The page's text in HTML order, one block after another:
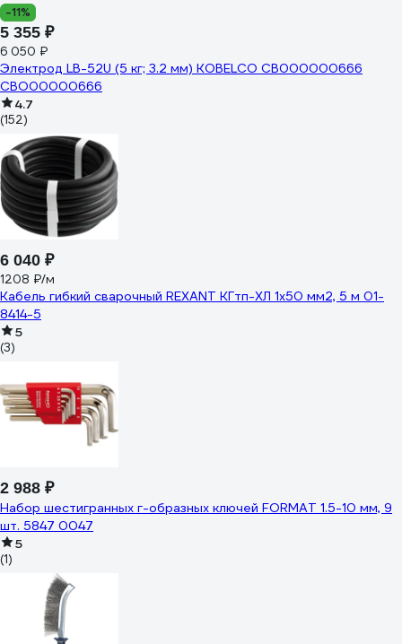
-11%
5 355 ₽
6 050 ₽
Электрод LB-52U (5 кг; 3.2 мм) KOBELCO СВ000000666
СВО00000666
4.7
(152)
6 040 ₽
1208 ₽/м
Кабель гибкий сварочный REXANT КГтп-ХЛ 1х50 мм2, 5 м 01-
8414-5
5
(3)
2 988 ₽
Набор шестигранных г-образных ключей FORMAT 1.5-10 мм, 9
шт. 5847 0047
5
(1)